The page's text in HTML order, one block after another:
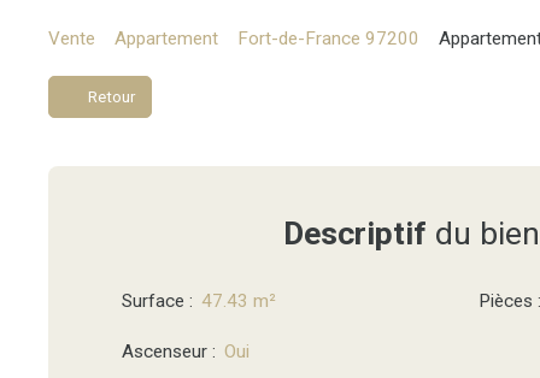
Vente Appartement Fort-de-France 97200
Retour
Descriptif du bien
Surface : 47.43 m² Pièces :
Ascenseur : Oui